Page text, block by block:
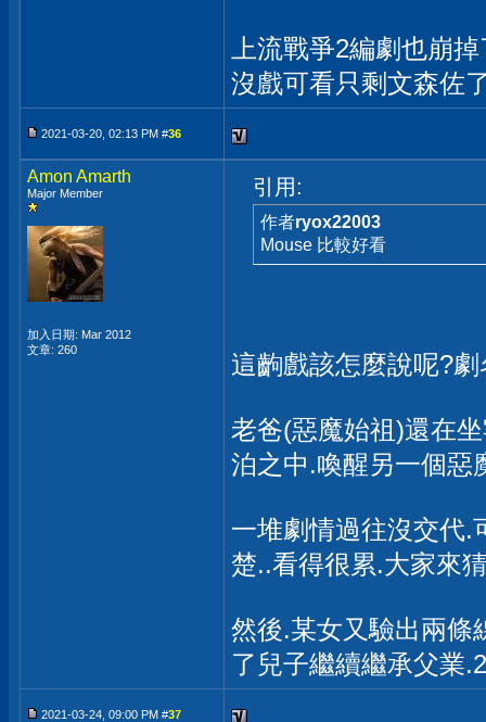
上流戰爭2編劇也崩
沒戲可看只剩文森佐
2021-03-20, 02:13 PM #36
Amon Amarth
Major Member
加入日期: Mar 2012
文章: 260
引用:
作者ryox22003
Mouse 比較好看
這齣戲該怎麼說呢?
老爸(惡魔始祖)還在
泊之中.喚醒另一個惡
一堆劇情過往沒交代.
楚..看得很累.大家來
然後.某女又驗出兩條
了兒子繼續繼承父業
2021-03-24, 09:00 PM #37